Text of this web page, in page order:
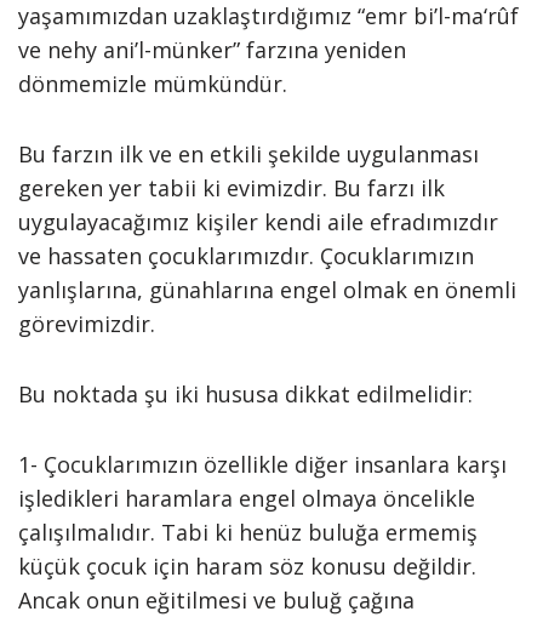
yaşamımızdan uzaklaştırdığımız “emr bi’l-ma‘rûf
ve nehy ani’l-münker” farzına yeniden
dönmemizle mümkündür.
Bu farzın ilk ve en etkili şekilde uygulanması
gereken yer tabii ki evimizdir. Bu farzı ilk
uygulayacağımız kişiler kendi aile efradımızdır
ve hassaten çocuklarımızdır. Çocuklarımızın
yanlışlarına, günahlarına engel olmak en önemli
görevimizdir.
Bu noktada şu iki hususa dikkat edilmelidir:
1- Çocuklarımızın özellikle diğer insanlara karşı
işledikleri haramlara engel olmaya öncelikle
çalışılmalıdır. Tabi ki henüz buluğa ermemiş
küçük çocuk için haram söz konusu değildir.
Ancak onun eğitilmesi ve buluğ çağına